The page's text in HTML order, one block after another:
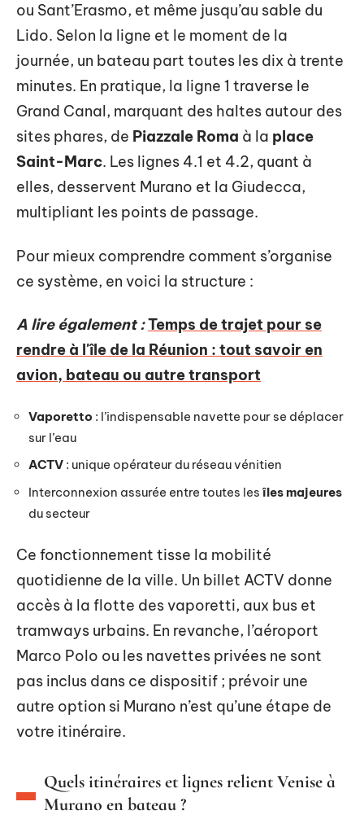
ou Sant’Erasmo, et même jusqu’au sable du
Lido. Selon la ligne et le moment de la
journée, un bateau part toutes les dix à trente
minutes. En pratique, la ligne 1 traverse le
Grand Canal, marquant des haltes autour des
sites phares, de Piazzale Roma à la place
Saint-Marc. Les lignes 4.1 et 4.2, quant à
elles, desservent Murano et la Giudecca,
multipliant les points de passage.
Pour mieux comprendre comment s’organise
ce système, en voici la structure :
A lire également :Temps de trajet pour se
rendre à l'île de la Réunion : tout savoir en
avion, bateau ou autre transport
Vaporetto : l’indispensable navette pour se déplacer
sur l’eau
ACTV : unique opérateur du réseau vénitien
Interconnexion assurée entre toutes les îles majeures
du secteur
Ce fonctionnement tisse la mobilité
quotidienne de la ville. Un billet ACTV donne
accès à la flotte des vaporetti, aux bus et
tramways urbains. En revanche, l’aéroport
Marco Polo ou les navettes privées ne sont
pas inclus dans ce dispositif ; prévoir une
autre option si Murano n’est qu’une étape de
votre itinéraire.
Quels itinéraires et lignes relient Venise à
Murano en bateau ?